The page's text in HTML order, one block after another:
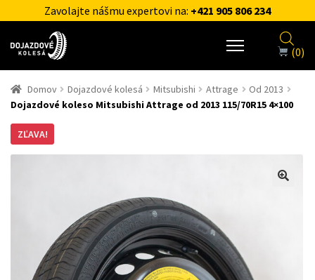
Zavolajte nášmu expertovi na: +421 905 806 234
(0)
Domov Dojazdové kolesá Mitsubishi Attrage
Od 2013
Dojazdové koleso Mitsubishi Attrage od 2013 115/70R15 4×100
ZĽAVA!